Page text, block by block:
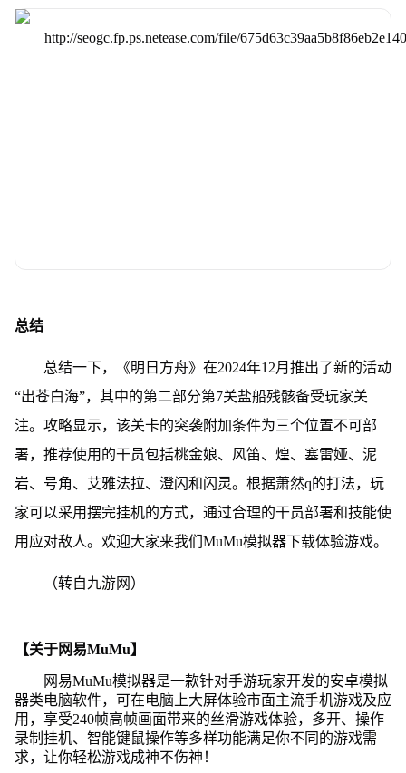
总结
总结一下，《明日方舟》在2024年12月推出了新的活动
“出苍白海”，其中的第二部分第7关盐船残骸备受玩家关
注。攻略显示，该关卡的突袭附加条件为三个位置不可部
署，推荐使用的干员包括桃金娘、风笛、煌、塞雷娅、泥
岩、号角、艾雅法拉、澄闪和闪灵。根据萧然q的打法，玩
家可以采用摆完挂机的方式，通过合理的干员部署和技能使
用应对敌人。欢迎大家来我们MuMu模拟器下载体验游戏。
（转自九游网）
【关于网易MuMu】
网易MuMu模拟器是一款针对手游玩家开发的安卓模拟
器类电脑软件，可在电脑上大屏体验市面主流手机游戏及应
用，享受240帧高帧画面带来的丝滑游戏体验，多开、操作
录制挂机、智能键鼠操作等多样功能满足你不同的游戏需
求，让你轻松游戏成神不伤神！